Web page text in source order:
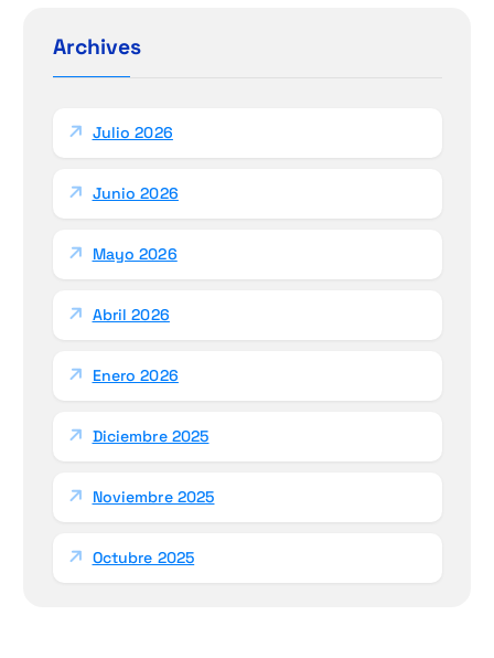
r
:Archives
Julio 2026
Junio 2026
Mayo 2026
Abril 2026
Enero 2026
Diciembre 2025
Noviembre 2025
Octubre 2025